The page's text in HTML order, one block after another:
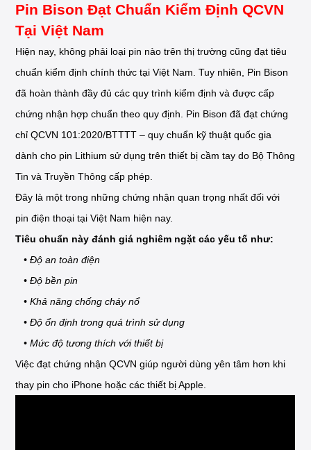
Pin Bison Đạt Chuẩn Kiểm Định QCVN
Tại Việt Nam
Hiện nay, không phải loại pin nào trên thị trường cũng đạt tiêu
chuẩn kiểm định chính thức tại Việt Nam. Tuy nhiên, Pin Bison
đã hoàn thành đầy đủ các quy trình kiểm định và được cấp
chứng nhận hợp chuẩn theo quy định. Pin Bison đã đạt chứng
chỉ QCVN 101:2020/BTTTT – quy chuẩn kỹ thuật quốc gia
dành cho pin Lithium sử dụng trên thiết bị cầm tay do Bộ Thông
Tin và Truyền Thông cấp phép.
Đây là một trong những chứng nhận quan trọng nhất đối với
pin điện thoại tại Việt Nam hiện nay.
Tiêu chuẩn này đánh giá nghiêm ngặt các yếu tố như:
• Độ an toàn điện
• Độ bền pin
• Khả năng chống cháy nổ
• Độ ổn định trong quá trình sử dụng
• Mức độ tương thích với thiết bị
Việc đạt chứng nhận QCVN giúp người dùng yên tâm hơn khi
thay pin cho iPhone hoặc các thiết bị Apple.